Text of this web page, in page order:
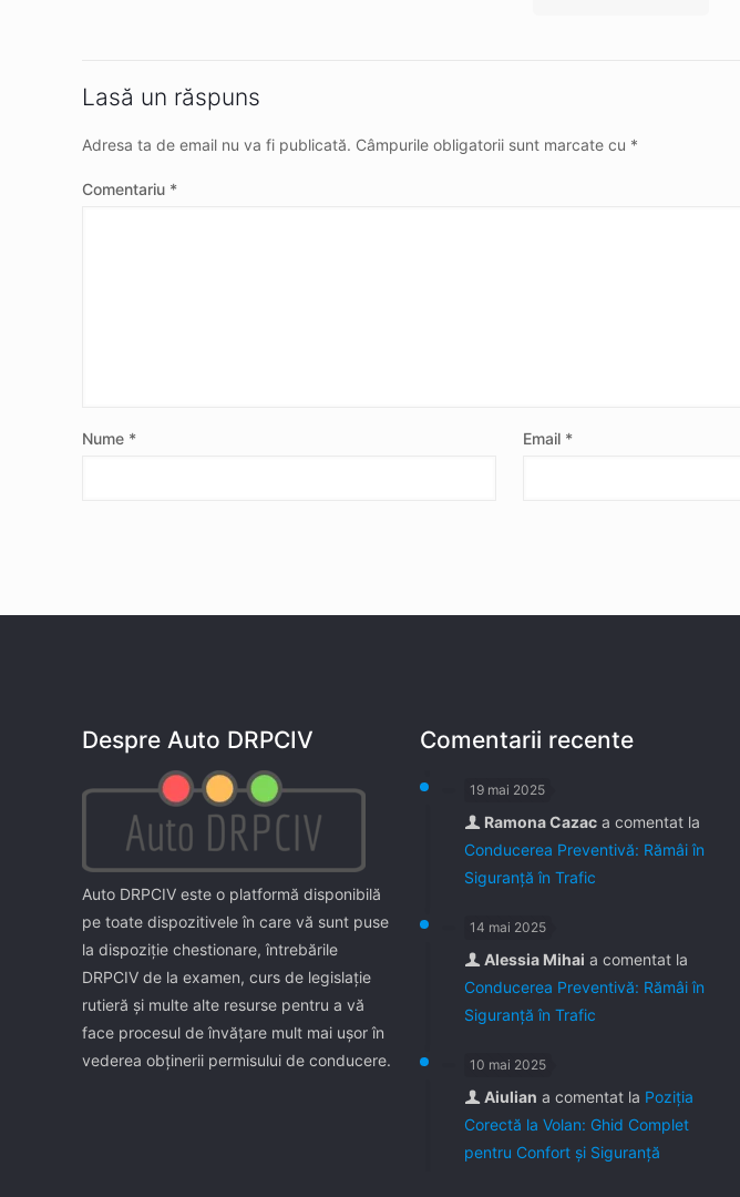
Lasă un răspuns
Adresa ta de email nu va fi publicată. Câmpurile obligatorii sunt marcate cu *
Comentariu *
Nume * Email *
Despre Auto DRPCIV
Auto DRPCIV este o platformă disponibilă
pe toate dispozitivele în care vă sunt puse
la dispoziţie chestionare, întrebările
DRPCIV de la examen, curs de legislaţie
rutieră şi multe alte resurse pentru a vă
face procesul de învăţare mult mai uşor în
vederea obţinerii permisului de conducere.
Comentarii recente
19 mai 2025
Ramona Cazac a comentat la
Conducerea Preventivă: Rămâi în
Siguranță în Trafic
14 mai 2025
Alessia Mihai a comentat la
Conducerea Preventivă: Rămâi în
Siguranță în Trafic
10 mai 2025
Aiulian a comentat la Poziția
Corectă la Volan: Ghid Complet
pentru Confort și Siguranță